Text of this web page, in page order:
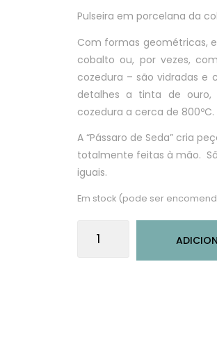
Pulseira em porcelana da
Com formas geométricas,
cobalto ou, por vezes,
cozedura – são vidradas e
detalhes a tinta de
cozedura a cerca de 800ºC.
A “Pássaro de Seda” cria
totalmente feitas à mão.
iguais.
Em stock (pode ser